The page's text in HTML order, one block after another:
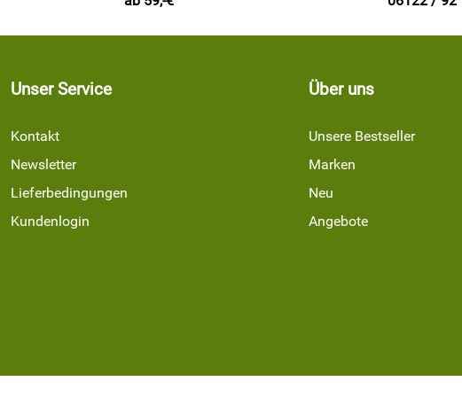
Unser Service
Kontakt
Newsletter
Lieferbedingungen
Kundenlogin
Über uns
Unsere Bestseller
Marken
Neu
Angebote